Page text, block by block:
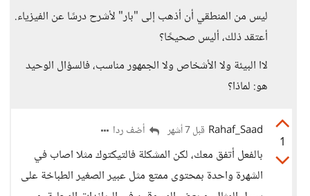
ليس من المنطقي أن أذهب إلى "بار" لأشرح درسًا عن الفيزياء.
أعتقد ذلك، أليس صحيحًا؟
لاا البيئة ولا الأشخاص ولا الجمهور مناسب، فالسؤال الوحيد
هو: لماذا؟
1
Rahaf_Saad قبل 7 أشهر أضف ردا
بالفعل أتفق معك، لكن المشكلة فالتيكتوك مثلا اصاب في
الشهرة واحدة بمحتوى ممتع مثل عبير الصغير الطباخة على